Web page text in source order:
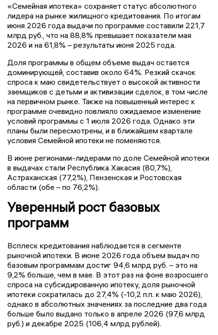
«Семейная ипотека» сохраняет статус абсолютного
лидера на рынке жилищного кредитования. По итогам
июня 2026 года выдачи по программе составили 221,7
млрд руб., что на 88,8% превышает показатели мая
2026 и на 61,8% – результаты июня 2025 года.
Доля программы в общем объеме выдач остается
доминирующей, составив около 64%. Резкий скачок
спроса к маю свидетельствует о высокой активности
заемщиков с детьми и активизации сделок, в том числе
на первичном рынке. Также на повышенный интерес к
программе очевидно повлияло ожидаемое изменение
условий программы с 1 июля 2026 года. Однако эти
планы были пересмотрены, и в ближайшем квартале
условия Семейной ипотеки не поменяются.
В июне регионами-лидерами по доле Семейной ипотеки
в выдачах стали Республика Хакасия (80,7%),
Астраханская (77,2%), Пензенская и Ростовская
области (обе – по 76,2%).
Уверенный рост базовых
программ
Всплеск кредитования наблюдается в сегменте
рыночной ипотеки. В июне 2026 года объем выдач по
базовым программам достиг 94,6 млрд руб. – это на
9,2% больше, чем в мае. В этот раз на фоне возросшего
спроса на субсидированную ипотеку, доля рыночной
ипотеки сократилась до 27,4% (-10,2 п.п. к маю 2026),
однако в абсолютных значениях за последние два года
больше было выдано только в апреле 2026 (97,6 млрд
руб.) и декабре 2025 (106,4 млрд рублей).